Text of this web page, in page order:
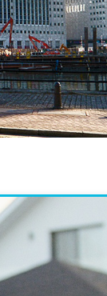
“Az elmult
ketszer is